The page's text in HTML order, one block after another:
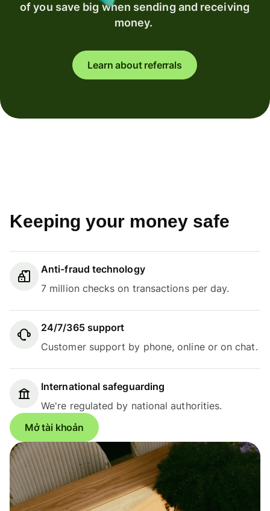
of you save big when sending and receiving
money.
Learn about referrals
Keeping your money safe
Anti-fraud technology
7 million checks on transactions per day.
24/7/365 support
Customer support by phone, online or on chat.
International safeguarding
We're regulated by national authorities.
Mở tài khoản